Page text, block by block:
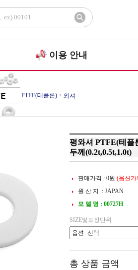
이용 안내
PTFE(테플론) > 와셔
평와셔 PTFE(테플
두께(0.2t,0.5t,1.0t)
판매가격 : 0원 (옵션가
원 산 지 : JAPAN
모 델 명 : 00727H
SIZE및포장단위
총 상품 금액